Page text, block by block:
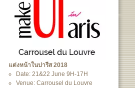
แต่งหน้าในปารีส 2018
Date: 21&22 June 9H-17H
Venue: Carrousel du Louvre